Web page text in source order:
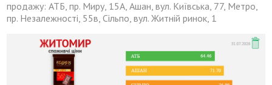
продажу: АТБ, пр. Миру, 15А, Ашан, вул. Київська, 77, Метро,
пр. Незалежності, 55в, Сільпо, вул. Житній ринок, 1